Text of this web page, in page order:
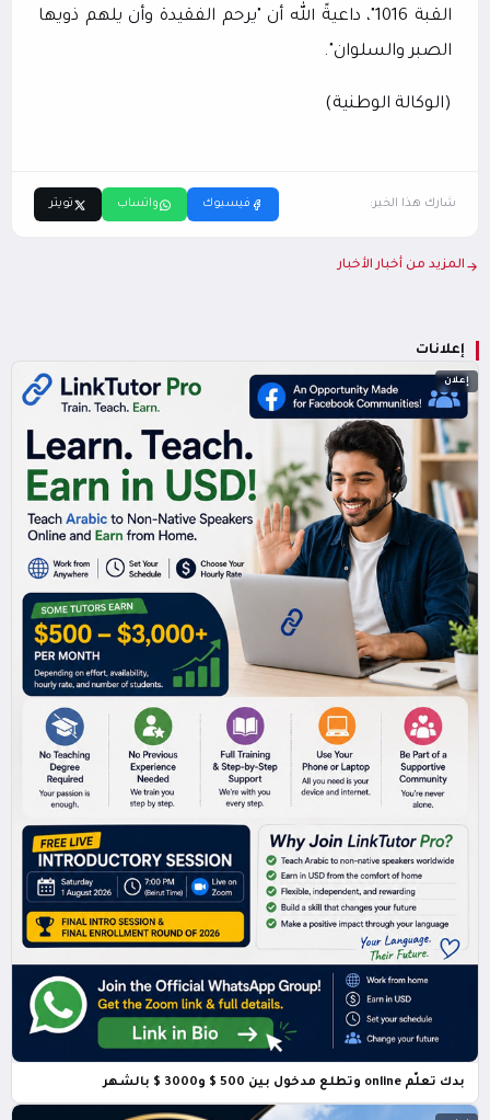
إعلانات
إعلان
بدك تعلّم online وتطلع مدخول بين 500 $ و3000 $ بالشهر
القبة 1016"، داعيةً الله أن "يرحم الفقيدة وأن يلهم ذويها
الصبر والسلوان".
(الوكالة الوطنية)
شارك هذا الخبر: فيسبوك واتساب تويتر
المزيد من أخبار الأخبار